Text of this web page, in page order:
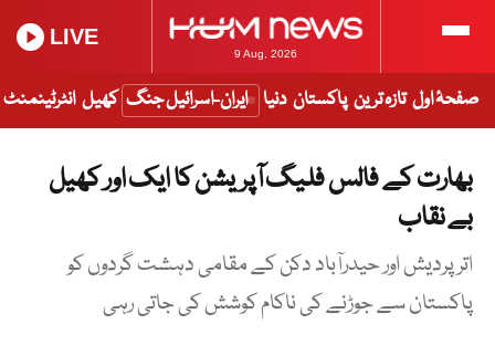
9 Aug, 2026
LIVE
صفحۂ اول تازہ ترین پاکستان دنیا ایران-اسرائیل جنگ کھیل انٹرٹینمنٹ
بھارت کے فالس فلیگ آپریشن کا ایک اور کھیل
بے نقاب
اتر پردیش اور حیدرآباد دکن کے مقامی دہشت گردوں کو
پاکستان سے جوڑنے کی ناکام کوشش کی جاتی رہی